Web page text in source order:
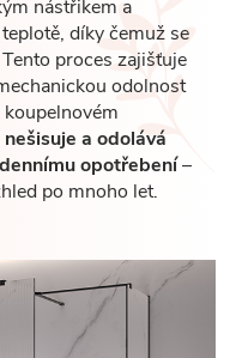
nástřikem a
díky čemuž se
proces zajišťuje
odolnost
a odolává
opotřebení–
po mnoho let.